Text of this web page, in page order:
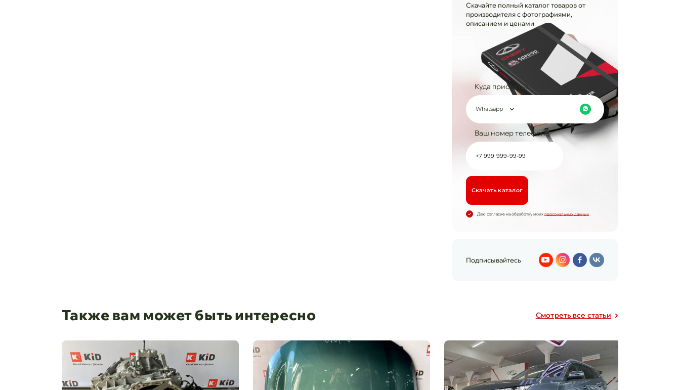
Скачайте полный каталог товаров от
производителя с фотографиями,
описанием и ценами
Куда прислать?
Whatsapp
Ваш номер телефона
Cкачать каталог
Даю согласие на обработку моих персональных данных
Подписывайтесь
Также вам может быть интересно Cмотреть все статьи